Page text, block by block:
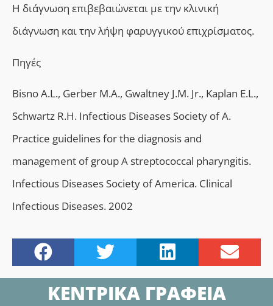
Η διάγνωση επιβεβαιώνεται με την κλινική
διάγνωση καιτην λήψη φαρυγγικού επιχρίσματος.
Πηγές
Bisno A.L., Gerber M.A., Gwaltney J.M. Jr., Kaplan E.L.,
Schwartz R.H. Infectious Diseases Society of A.
Practice guidelines for the diagnosis and
management of group A streptococcal pharyngitis.
Infectious Diseases Society of America. Clinical
Infectious Diseases. 2002
ΚΕΝΤΡΙΚΑ ΓΡΑΦΕΙΑ